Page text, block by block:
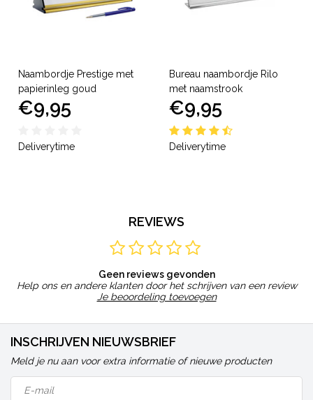
Naambordje Prestige met
papierinleg goud
€9,95
Deliverytime
Bureau naambordje Rilo
met naamstrook
€9,95
Deliverytime
REVIEWS
Geen reviews gevonden
Help ons en andere klanten door het schrijven van een review
Je beoordeling toevoegen
INSCHRIJVEN NIEUWSBRIEF
Meld je nu aan voor extra informatie of nieuwe producten